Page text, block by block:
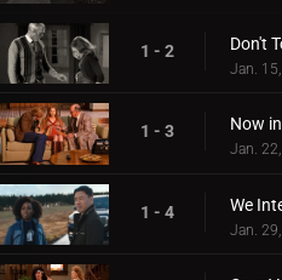
1 - 2 Don't
Jan.
1 - 3 Now
Jan.
1 - 4 We
Jan.